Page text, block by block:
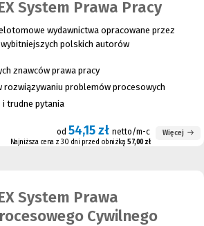
System Prawa Pracy
wydawnictwa opracowane przez
polskich autorów
znawców prawa pracy
rozwiązywaniu problemów procesowych
i trudne pytania
od 54,15 zł netto/m-c
Najniższa cena z 30 dni przed obniżką: 57,00 zł
Więcej
System Prawa
Cywilnego